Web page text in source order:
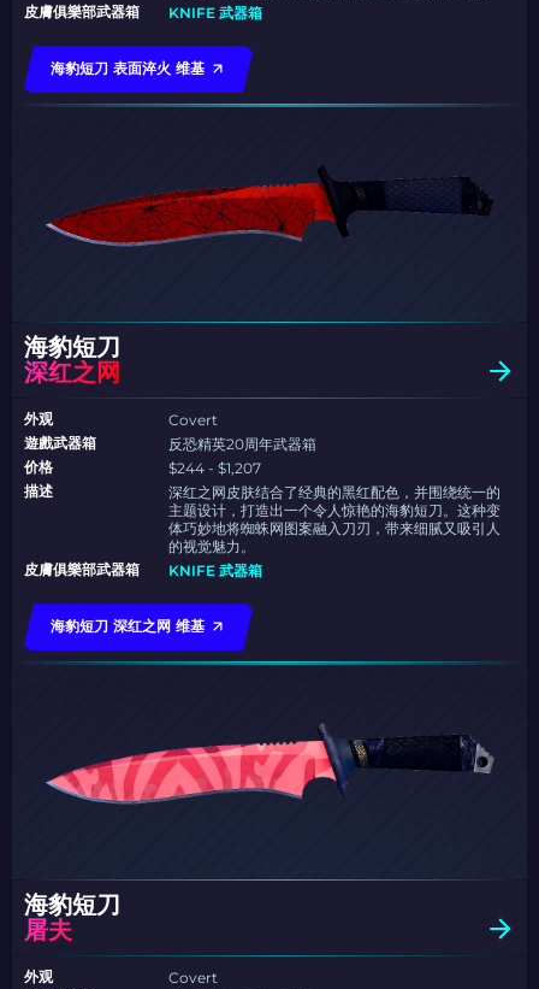
皮膚俱樂部武器箱
KNIFE 武器箱
海豹短刀 表面淬火 维基
海豹短刀
深红之网
外观
Covert
遊戲武器箱
反恐精英20周年武器箱
价格
$244 - $1,207
描述
深红之网皮肤结合了经典的黑红配色，并围绕统一的
主题设计，打造出一个令人惊艳的海豹短刀。这种变
体巧妙地将蜘蛛网图案融入刀刃，带来细腻又吸引人
的视觉魅力。
皮膚俱樂部武器箱
KNIFE 武器箱
海豹短刀 深红之网 维基
海豹短刀
屠夫
外观
Covert